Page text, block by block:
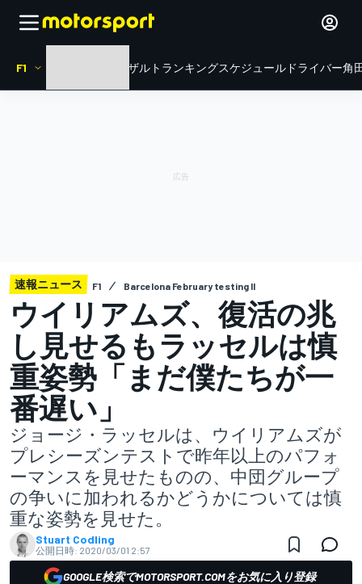
F1 リザルト ランキングスケジュール ドライバー角
速報ニュース F1 Barcelona February testing II
ウイリアムズ、復活の兆
し見せるもラッセルは慎
重姿勢「まだ僕たちが一
番遅い」
ジョージ・ラッセルは、ウイリアムズが
プレシーズンテストで昨年以上のパフォ
ーマンスを見せたものの、中団グループ
の争いに加われるかどうかについては慎
重な姿勢を見せた。
Stuart Codling
公開日時: 2020/03/01 2:57
GOOGLE検索でMOTORSPORT.COMをお気に入り登録